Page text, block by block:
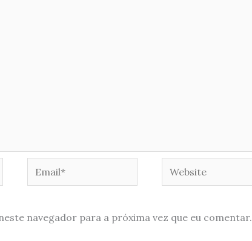
Website
navegador para a próxima vez que eu comentar.